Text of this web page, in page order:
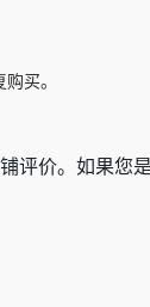
买。
评价。如果您